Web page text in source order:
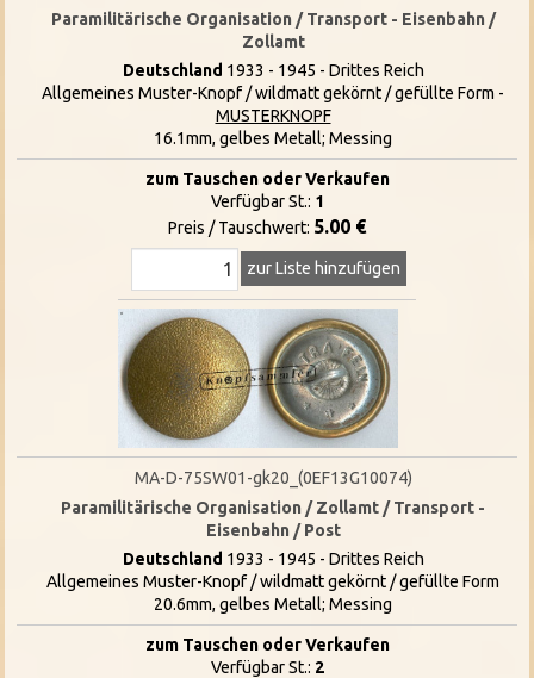
Paramilitärische Organisation / Transport - Eisenbahn /
Zollamt
Deutschland 1933 - 1945 - Drittes Reich
Allgemeines Muster-Knopf / wildmatt gekörnt / gefüllte Form -
MUSTERKNOPF
16.1mm, gelbes Metall; Messing
zum Tauschen oder Verkaufen
Verfügbar St.: 1
Preis / Tauschwert: 5.00 €
zur Liste hinzufügen
MA-D-75SW01-gk20_(0EF13G10074)
Paramilitärische Organisation / Zollamt / Transport -
Eisenbahn / Post
Deutschland 1933 - 1945 - Drittes Reich
Allgemeines Muster-Knopf / wildmatt gekörnt / gefüllte Form
20.6mm, gelbes Metall; Messing
zum Tauschen oder Verkaufen
Verfügbar St.: 2